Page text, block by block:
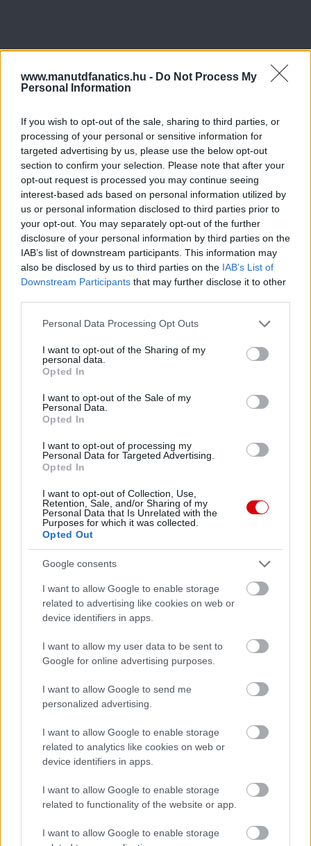
www.manutdfanatics.hu - Do Not Process My
Personal Information
If you wish to opt-out of the sale, sharing to third parties, or
processing of your personal or sensitive information for
targeted advertising by us, please use the below opt-out
section to confirm your selection. Please note that after your
opt-out request is processed you may continue seeing
interest-based ads based on personal information utilized by
us or personal information disclosed to third parties prior to
your opt-out. You may separately opt-out of the further
disclosure of your personal information by third parties on the
IAB’s list of downstream participants. This information may
also be disclosed by us to third parties on the IAB’s List of
Downstream Participants that may further disclose it to other
Please note that this website/app uses one or more Google
not limited to your visit or usage behaviour. You may click to
grant or deny consent to Google and its third-party tags to
use your data for below specified purposes in below Google
consent section.
Personal Data Processing Opt Outs
I want to opt-out of the Sharing of my
personal data.
Opted In
I want to opt-out of the Sale of my
Personal Data.
Opted In
I want to opt-out of processing my
Personal Data for Targeted Advertising.
Opted In
I want to opt-out of Collection, Use,
Retention, Sale, and/or Sharing of my
Personal Data that Is Unrelated with the
Purposes for which it was collected.
Opted Out
Google consents
I want to allow Google to enable storage
related to advertising like cookies on web or
device identifiers in apps.
I want to allow my user data to be sent to
Google for online advertising purposes.
I want to allow Google to send me
personalized advertising.
I want to allow Google to enable storage
related to analytics like cookies on web or
device identifiers in apps.
I want to allow Google to enable storage
related to functionality of the website or app.
I want to allow Google to enable storage
Meccs Center
Paris Saint-Germain
Manchester United
Felkészülési szezon 4. mérkőzés
2026-08-08 17:00
1 nap 18 óra 3 perc 1 másodperc
Leeds UnitedvsManchester United
AC MilanvsManchester United2026-08-15 18:00
a ManUtdFanatics.hu működését!